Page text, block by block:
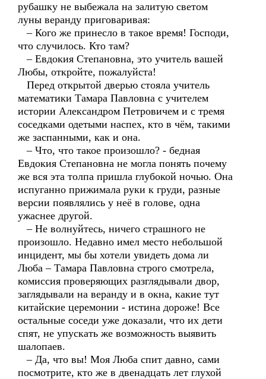
рубашку не выбежала на залитую светом
луны веранду приговаривая:
– Кого же принесло в такое время! Господи,
что случилось. Кто там?
– Евдокия Степановна, это учитель вашей
Любы, откройте, пожалуйста!
Перед открытой дверью стояла учитель
математики Тамара Павловна с учителем
истории Александром Петровичем и с тремя
соседками одетыми наспех, кто в чём, такими
же заспанными, как и она.
– Что, что такое произошло? - бедная
Евдокия Степановна не могла понять почему
же вся эта толпа пришла глубокой ночью. Она
испуганно прижимала руки к груди, разные
версии появлялись у неё в голове, одна
ужаснее другой.
– Не волнуйтесь, ничего страшного не
произошло. Недавно имел место небольшой
инцидент, мы бы хотели увидеть дома ли
Люба – Тамара Павловна строго смотрела,
комиссия проверяющих разглядывали двор,
заглядывали на веранду и в окна, какие тут
китайские церемонии - истина дороже! Все
остальные соседи уже доказали, что их дети
спят, не упускать же возможность выявить
шалопаев.
– Да, что вы! Моя Люба спит давно, сами
посмотрите, кто же в двенадцать лет глухой